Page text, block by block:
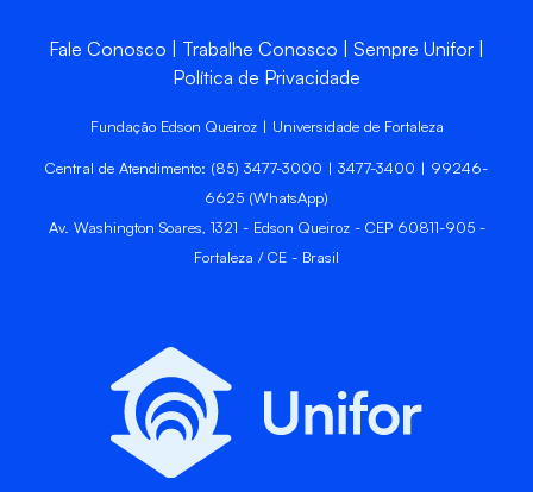
Fale Conosco Trabalhe Conosco
Sempre Unifor
Política de Privacidade
Fundação Edson Queiroz | Universidade de Fortaleza
Central de Atendimento: (85) 3477-3000 | 3477-3400 | 99246-
6625 (WhatsApp)
Av. Washington Soares, 1321 - Edson Queiroz - CEP 60811-905 -
Fortaleza / CE - Brasil